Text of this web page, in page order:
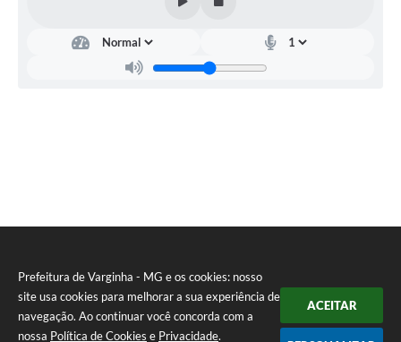
Prefeitura de Varginha - MG e os cookies: nosso
site usa cookies para melhorar a sua experiência de
navegação. Ao continuar você concorda com a
nossa Política de Cookies e Privacidade.
ACEITAR